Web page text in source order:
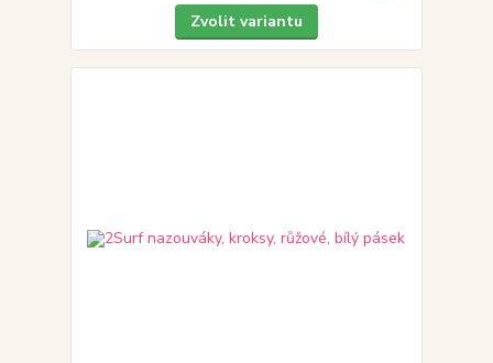
Zvolit variantu